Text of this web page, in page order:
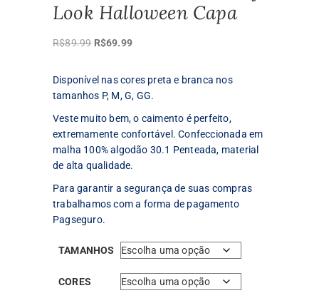
Look Halloween Capa
R$89.99 O
original
R$69.99O
Disponível nas cores preta e branca nos
tamanhos P, M, G, GG.
Veste muito bem, o caimento é perfeito,
extremamente confortável. Confeccionada em
malha 100% algodão 30.1 Penteada, material
de alta qualidade.
Para garantir a segurança de suas compras
trabalhamos com a forma de pagamento
Pagseguro.
TAMANHOS
CORES